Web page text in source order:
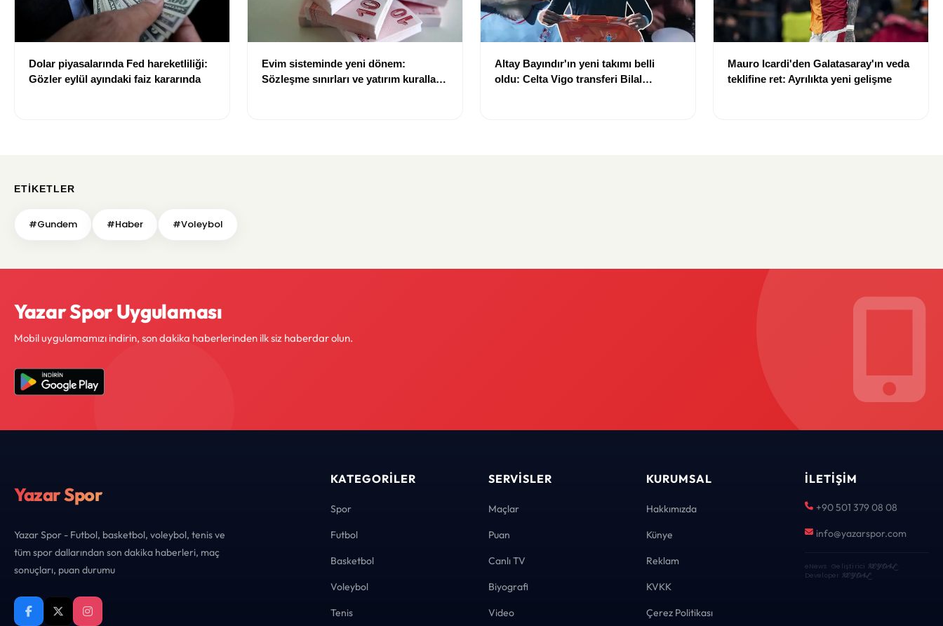
Dolar piyasalarında Fed hareketliliği:
Gözler eylül ayındaki faiz kararında
Evim sisteminde yeni dönem:
Sözleşme sınırları ve yatırım kuralları
Altay Bayındır'ın yeni takımı belli
oldu: Celta Vigo transferi Bilal
Mauro Icardi'den Galatasaray'ın veda
teklifine ret: Ayrılıkta yeni gelişme
ETIKETLER
#Gundem #Haber #Voleybol
Yazar Spor Uygulaması
Mobil uygulamamızı indirin, son dakika haberlerinden ilk siz haberdar olun.
Yazar Spor
Yazar Spor - Futbol, basketbol, voleybol, tenis ve
tüm spor dallarından son dakika haberleri, maç
sonuçları, puan durumu
KATEGORILER
Spor
Futbol
Basketbol
Voleybol
Tenis
SERVISLER
Maçlar
Puan
Canlı TV
Biyografi
Video
KURUMSAL
Hakkımızda
Künye
Reklam
KVKK
Çerez Politikası
İLETIŞIM
+90 501 379 08 08
info@yazarspor.com
eNews · Geliştirici KEYDAL·
Developer KEYDAL